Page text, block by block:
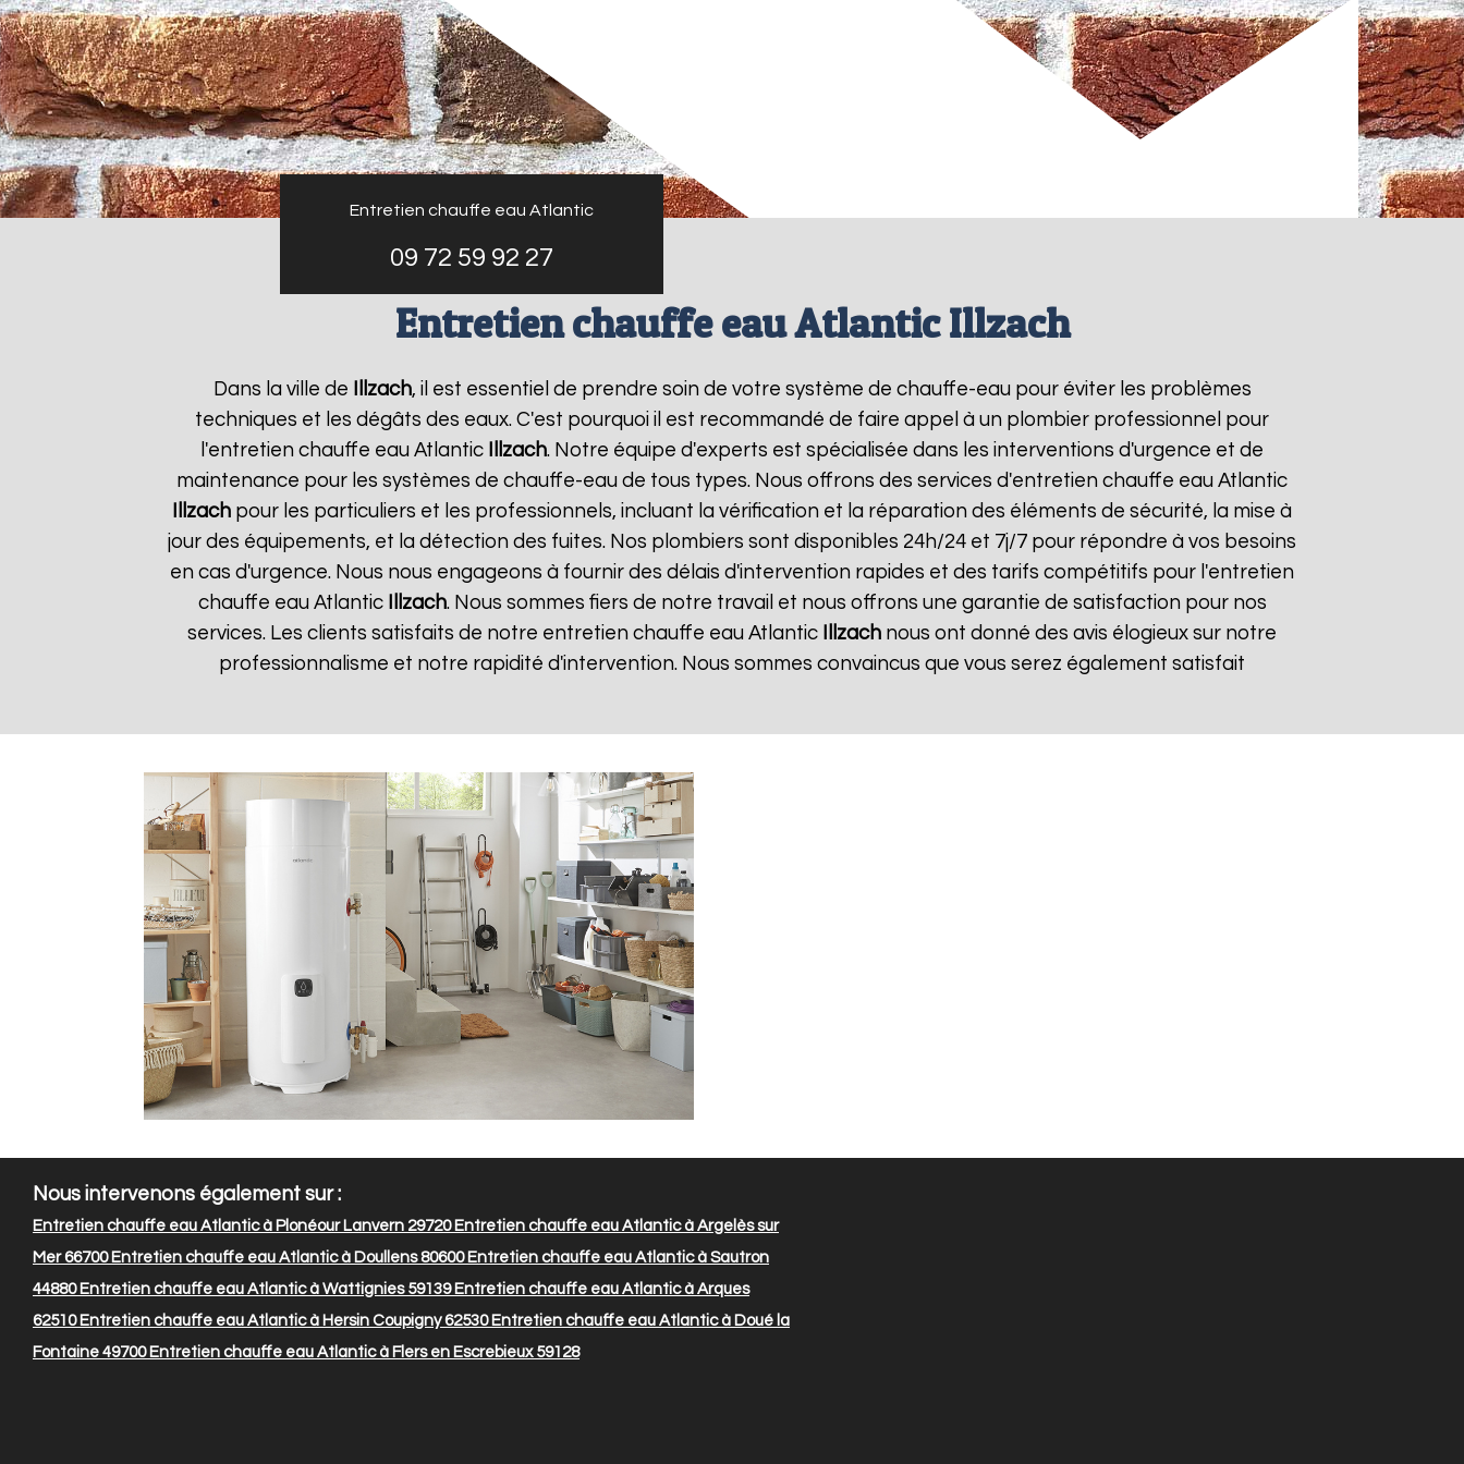
Entretien chauffe eau Atlantic
09 72 59 92 27
Entretien chauffe eau Atlantic Illzach
Dans la ville de Illzach, il est essentiel de prendre soin de votre système de chauffe-eau pour éviter les problèmes
techniques et les dégâts des eaux. C'est pourquoi il est recommandé de faire appel à un plombier professionnel pour
l'entretien chauffe eau Atlantic
Illzach. Notre équipe d'experts est spécialisée dans les interventions d'urgence et de
maintenance pour les systèmes de chauffe-eau de tous types. Nous offrons des services d'entretien chauffe eau Atlantic
Illzach pour les particuliers et les professionnels, incluant la vérification et la réparation des éléments de sécurité, la mise à
jour des équipements, et la détection des fuites. Nos plombiers sont disponibles 24h/24 et 7j/7 pour répondre à vos besoins
en cas d'urgence. Nous nous engageons à fournir des délais d'intervention rapides et des tarifs compétitifs pour l'entretien
chauffe eau Atlantic
Illzach. Nous sommes fiers de notre travail et nous offrons une garantie de satisfaction pour nos
services. Les clients satisfaits de notre entretien chauffe eau Atlantic
Illzach nous ont donné des avis élogieux sur notre
professionnalisme et notre rapidité d'intervention. Nous sommes convaincus que vous serez également satisfait
Nous intervenons également sur :
Entretien chauffe eau Atlantic à Plonéour Lanvern 29720Entretien chauffe eau Atlantic à Argelès sur
Mer 66700Entretien chauffe eau Atlantic à Doullens 80600Entretien chauffe eau Atlantic à Sautron
44880Entretien chauffe eau Atlantic à Wattignies 59139Entretien chauffe eau Atlantic à Arques
62510Entretien chauffe eau Atlantic à Hersin Coupigny 62530Entretien chauffe eau Atlantic à Doué la
Fontaine 49700Entretien chauffe eau Atlantic à Flers en Escrebieux 59128